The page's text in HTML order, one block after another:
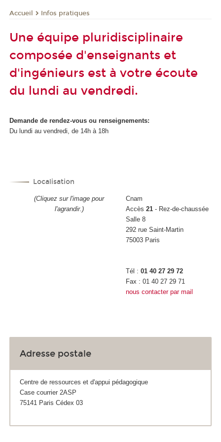
Accueil Infos pratiques
Une équipe pluridisciplinaire
composée d'enseignants et
d'ingénieurs est à votre écoute
du lundi au vendredi.
Demande de rendez-vous ou renseignements:
Du lundi au vendredi, de 14h à 18h
Localisation
(Cliquez sur l'image pour
l'agrandir.)
Cnam
Accès 21- Rez-de-chaussée
Salle 8
292 rue Saint-Martin
75003 Paris
Tél : 01 40 27 29 72
Fax : 01 40 27 29 71
nous contacter par mail
Adresse postale
Centre de ressources et d'appui pédagogique
Case courrier 2ASP
75141 Paris Cédex 03